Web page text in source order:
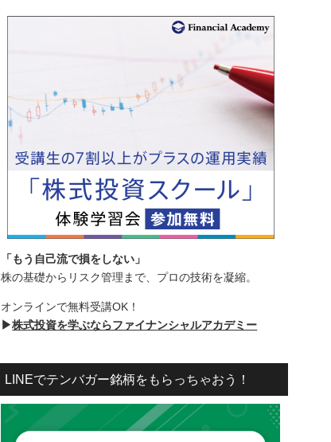
「もう自己流で損をしない」
株の基礎からリスク管理まで、プロの技術を凝縮。
オンラインで無料受講OK！
▶株式投資を学ぶならファイナンシャルアカデミー
LINEでテンバガー銘柄をもらっちゃおう！